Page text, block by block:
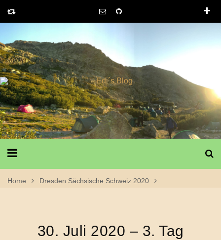
Home
Dresden Sächsische Schweiz 2020
30. Juli 2020 – 3. Tag